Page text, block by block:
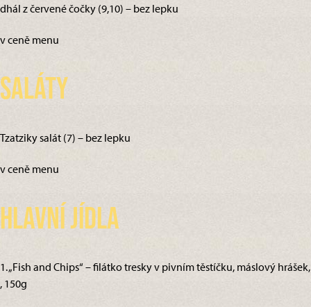
dhál z červené čočky (9,10) – bez lepku
v ceně menu
Saláty
Tzatziky salát (7) – bez lepku
v ceně menu
Hlavní jídla
1. „Fish and Chips“ – filátko tresky v pivním těstíčku, máslový hrášek,
, 150g